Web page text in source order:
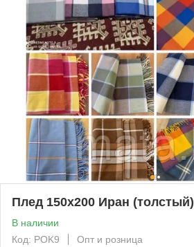
Плед 150х200 Иран (толстый)
В наличии
Код: POK9
Опт и розница